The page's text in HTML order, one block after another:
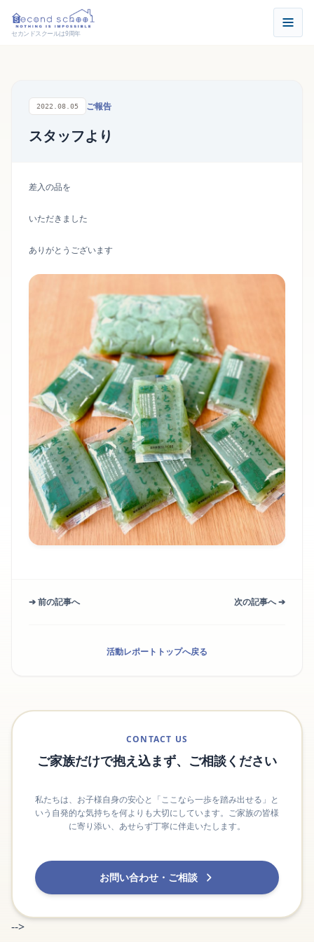
セカンドスクールは9周年
2022.08.05 ご報告
スタッフより
差入の品を
いただきました
ありがとうございます
➔ 前の記事へ 次の記事へ ➔
活動レポートトップへ戻る
CONTACT US
ご家族だけで抱え込まず、ご相談ください
私たちは、お子様自身の安心と「ここなら一歩を踏み出せる」と
いう自発的な気持ちを何よりも大切にしています。ご家族の皆様
に寄り添い、あせらず丁寧に伴走いたします。
お問い合わせ・ご相談
-->